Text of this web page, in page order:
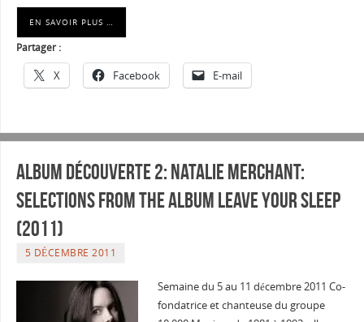
EN SAVOIR PLUS …
Partager :
X Facebook E-mail
Album découverte 2: Natalie Merchant:
Selections From The Album Leave Your Sleep
(2011)
5 DÉCEMBRE 2011
Semaine du 5 au 11 décembre 2011 Co-
fondatrice et chanteuse du groupe